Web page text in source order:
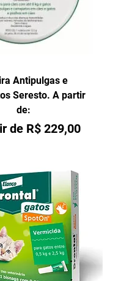
Antipulgas e
Seresto. A partir
de:
de R$ 229,00